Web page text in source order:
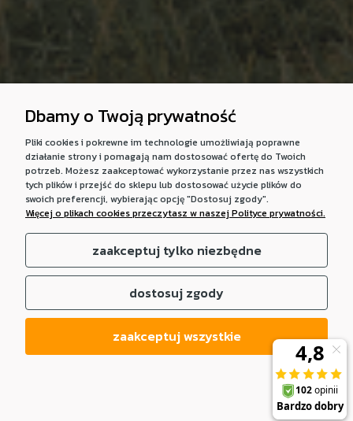
Dbamy o Twoją prywatność
Pliki cookies i pokrewne im technologie umożliwiają poprawne
działanie strony i pomagają nam dostosować ofertę do Twoich
potrzeb. Możesz zaakceptować wykorzystanie przez nas wszystkich
tych plików i przejść do sklepu lub dostosować użycie plików do
swoich preferencji, wybierając opcję "Dostosuj zgody".
Więcej o plikach cookies przeczytasz w naszej Polityce prywatności.
zaakceptuj tylko niezbędne
dostosuj zgody
zaakceptuj wszystkie